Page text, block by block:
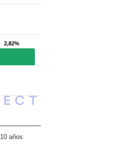
2,82%
2,82%
10 años